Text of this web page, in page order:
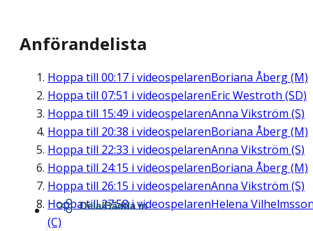
Anförandelista
Hoppa till 00:17 i videospelarenBoriana Åberg (M)
Hoppa till 07:51 i videospelarenEric Westroth (SD)
Hoppa till 15:49 i videospelarenAnna Vikström (S)
Hoppa till 20:38 i videospelarenBoriana Åberg (M)
Hoppa till 22:33 i videospelarenAnna Vikström (S)
Hoppa till 24:15 i videospelarenBoriana Åberg (M)
Hoppa till 26:15 i videospelarenAnna Vikström (S)
Hoppa till27:58i videospelarenHelena
(C)
Dela/Bädda in